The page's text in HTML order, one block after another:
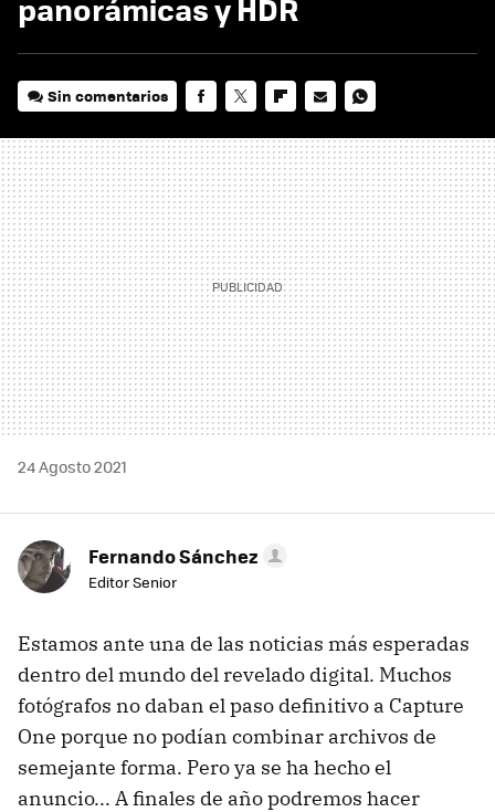
Sin comentarios
MAIL
24 Agosto 2021
Fernando Sánchez
Editor Senior
Estamos ante una de las noticias más esperadas
dentro del mundo del revelado digital. Muchos
fotógrafos no daban el paso definitivo a Capture
One porque no podían combinar archivos de
semejante forma. Pero ya se ha hecho el
anuncio... A finales de año podremos hacer